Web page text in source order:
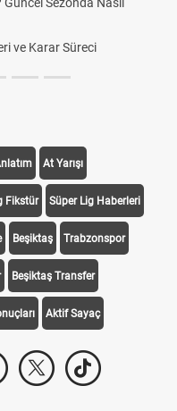
ve Karar Süreci
At Yarışı
Fikstür Süper Lig Haberleri
Beşiktaş Trabzonspor
Beşiktaş Transfer
Aktif Sayaç